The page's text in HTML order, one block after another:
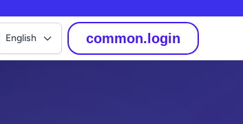
English common.login